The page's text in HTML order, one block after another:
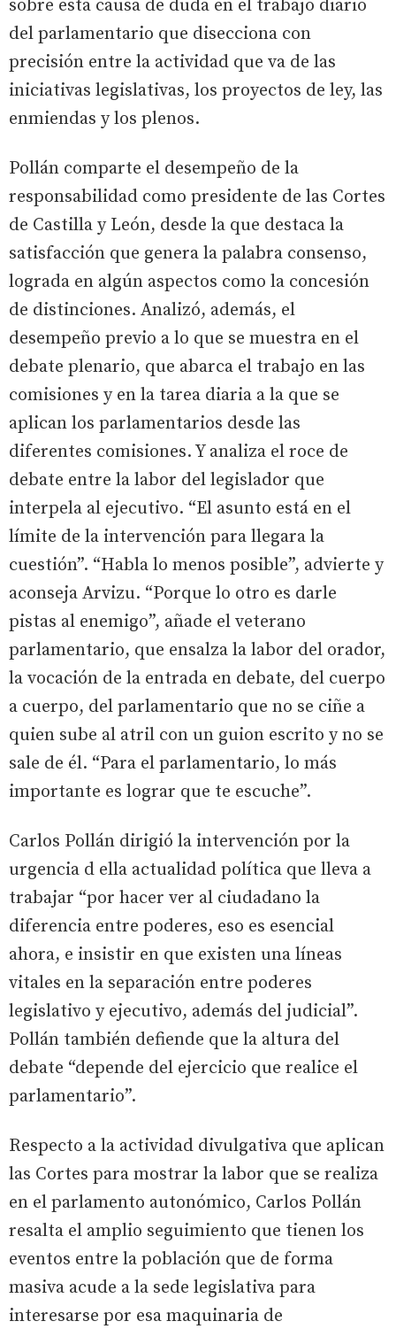
sobre esta causa de duda en el trabajo diario
del parlamentario que disecciona con
precisión entre la actividad que va de las
iniciativas legislativas, los proyectos de ley, las
enmiendas y los plenos.
Pollán comparte el desempeño de la
responsabilidad como presidente de las Cortes
de Castilla y León, desde la que destaca la
satisfacción que genera la palabra consenso,
lograda en algún aspectos como la concesión
de distinciones. Analizó, además, el
desempeño previo a lo que se muestra en el
debate plenario, que abarca el trabajo en las
comisiones y en la tarea diaria a la que se
aplican los parlamentarios desde las
diferentes comisiones. Y analiza el roce de
debate entre la labor del legislador que
interpela al ejecutivo. “El asunto está en el
límite de la intervención para llegara la
cuestión”. “Habla lo menos posible”, advierte y
aconseja Arvizu. “Porque lo otro es darle
pistas al enemigo”, añade el veterano
parlamentario, que ensalza la labor del orador,
la vocación de la entrada en debate, del cuerpo
a cuerpo, del parlamentario que no se ciñe a
quien sube al atril con un guion escrito y no se
sale de él. “Para el parlamentario, lo más
importante es lograr que te escuche”.
Carlos Pollán dirigió la intervención por la
urgencia d ella actualidad política que lleva a
trabajar “por hacer ver al ciudadano la
diferencia entre poderes, eso es esencial
ahora, e insistir en que existen una líneas
vitales en la separación entre poderes
legislativo y ejecutivo, además del judicial”.
Pollán también defiende que la altura del
debate “depende del ejercicio que realice el
parlamentario”.
Respecto a la actividad divulgativa que aplican
las Cortes para mostrar la labor que se realiza
en el parlamento autonómico, Carlos Pollán
resalta el amplio seguimiento que tienen los
eventos entre la población que de forma
masiva acude a la sede legislativa para
interesarse por esa maquinaria de